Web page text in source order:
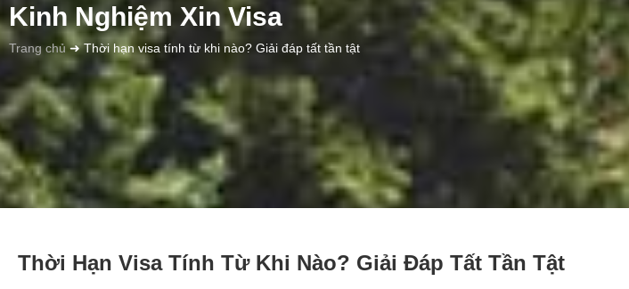
Kinh Nghiệm Xin Visa
Trang chủ➜Thời hạn visa tính từ khi nào? Giải đáp tất tần tật
Thời Hạn Visa Tính Từ Khi Nào? Giải Đáp Tất Tần Tật